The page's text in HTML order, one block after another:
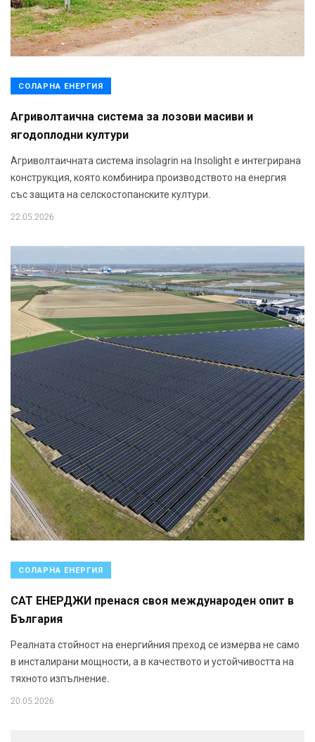
СОЛАРНА ЕНЕРГИЯ
Агриволтаична система за лозови масиви и
ягодоплодни култури
Агриволтаичната система insolagrin на Insolight е интегрирана
конструкция, която комбинира производството на енергия
със защита на селскостопанските култури.
22.05.2026
СОЛАРНА ЕНЕРГИЯ
САТ ЕНЕРДЖИ пренася своя международен опит в
България
Реалната стойност на енергийния преход се измерва не само
в инсталирани мощности, а в качеството и устойчивостта на
тяхното изпълнение.
20.05.2026